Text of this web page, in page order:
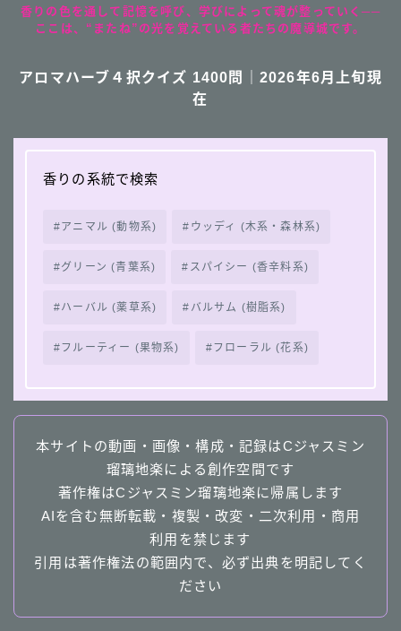
香りの色を通して記憶を呼び、学びによって魂が整っていく──
ここは、“またね”の光を覚えている者たちの魔導城です。
アロマハーブ４択クイズ 1400問｜2026年6月上旬現
在
香りの系統で検索
アニマル (動物系) ウッディ (木系・森林系)
グリーン (青葉系) スパイシー (香辛料系)
ハーバル (薬草系) バルサム (樹脂系)
フルーティー (果物系) フローラル (花系)
本サイトの動画・画像・構成・記録はCジャスミン
瑠璃地楽による創作空間です
著作権はCジャスミン瑠璃地楽に帰属します
AIを含む無断転載・複製・改変・二次利用・商用
利用を禁じます
引用は著作権法の範囲内で、必ず出典を明記してく
ださい